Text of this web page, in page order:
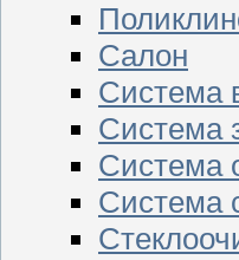
Салон
Система
Система
Система
Система